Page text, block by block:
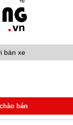
bán xe
bán